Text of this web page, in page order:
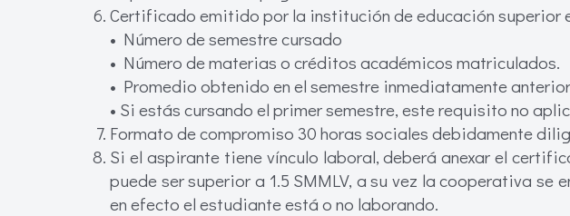
Certificado emitido por la institución de educación superior
• Número de semestre cursado
• Número de materias o créditos académicos matriculados.
• Promedio obtenido en el semestre inmediatamente anterior
• Si estás cursando el primer semestre, este requisito no
Formato de compromiso 30 horas sociales debidamente
Si el aspirante tiene vínculo laboral, deberá anexar el
puede ser superior a 1.5 SMMLV, a su vez la cooperativa
en efecto el estudiante está o no laborando.